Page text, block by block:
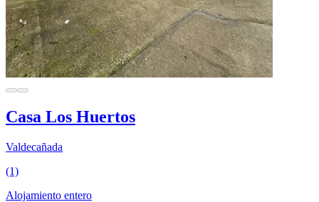
Casa Los Huertos
Valdecañada
(1)
Alojamiento entero